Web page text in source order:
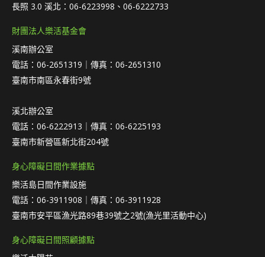
長照 3.0 溪北：06-6223998、06-6222733
財團法人樂活基金會
溪南辦公室
電話：06-2651319｜傳真：06-2651310
臺南市南區永春街9號
溪北辦公室
電話：06-6222913｜傳真：06-6225193
臺南市新營區新北街204號
身心障礙日間作業據點
樂活島日間作業設施
電話：06-3911908｜傳真：06-3911928
臺南市安平區漁光路89巷39號之2號(漁光里活動中心)
身心障礙日間照顧據點